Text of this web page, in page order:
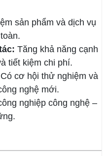
sản phẩm và dịch vụ
Tăng khả năng cạnh
tiết kiệm chi phí.
Có cơ hội thử nghiệm và
nghệ mới.
nghiệp công nghệ –